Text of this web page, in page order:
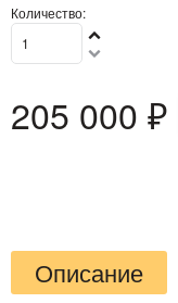
Количество:
205 000 ₽
Описание